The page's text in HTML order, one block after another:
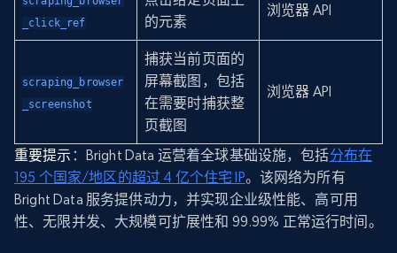
_click_ref
的元素
浏览器 API
scraping_browser
_screenshot
捕获当前页面的
屏幕截图，包括
在需要时捕获整
页截图
浏览器 API
重要提示 ：Bright Data 运营着全球基础设施，包括分布在
195 个国家/地区的超过 4 亿个住宅 IP。该网络为所有
Bright Data 服务提供动力，并实现企业级性能、高可用
性、无限并发、大规模可扩展性和 99.99% 正常运行时间。